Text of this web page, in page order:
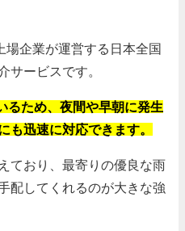
企業が運営する日本全国
サービスです。
るため、夜間や早朝に発生
も迅速に対応できます。
ており、最寄りの優良な雨
配してくれるのが大きな強